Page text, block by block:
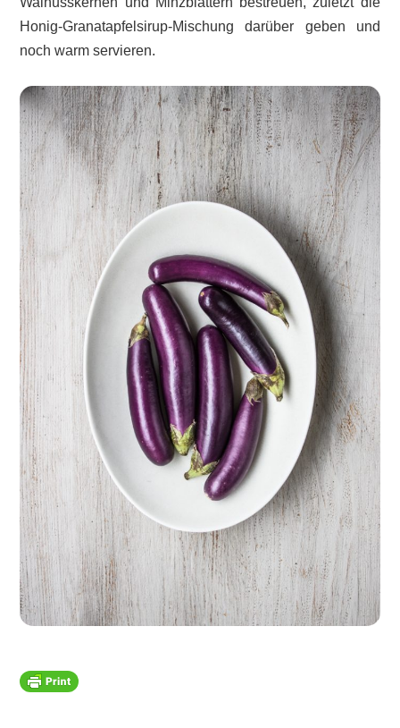
Honig-Granatapfelsirup-Mischung darüber geben und
noch warm servieren.